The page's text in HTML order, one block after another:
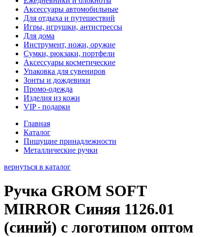
Аксессуары автомобильные
Для отдыха и путешествий
Игры, игрушки, антистрессы
Для дома
Инструмент, ножи, оружие
Сумки, рюкзаки, портфели
Аксессуары косметические
Упаковка для сувениров
Зонты и дождевики
Промо-одежда
Изделия из кожи
VIP - подарки
Главная
Каталог
Пишущие принадлежности
Металлические ручки
вернуться в каталог
Ручка GROM SOFT
MIRROR Синяя 1126.01
(синий) с логотипом оптом